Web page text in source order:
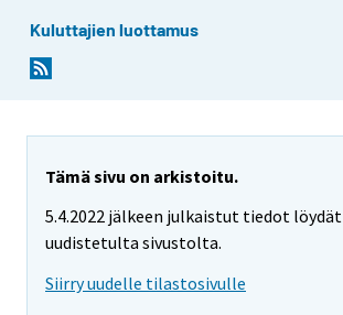
Kuluttajien luottamus
Tämä sivu on arkistoitu.
5.4.2022 jälkeen julkaistut tiedot löydät
uudistetulta sivustolta.
Siirry uudelle tilastosivulle